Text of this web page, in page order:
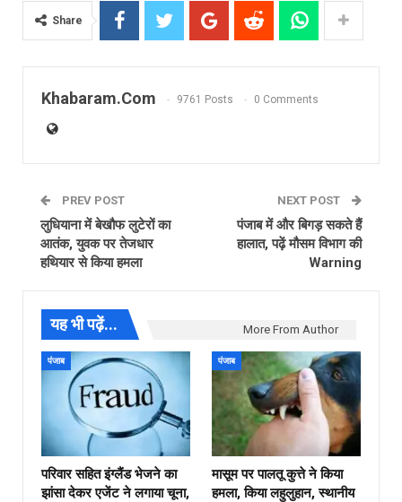
Share
Khabaram.Com 9761 Posts 0 Comments
PREV POST
लुधियाना में बेखौफ लुटेरों का
आतंक, युवक पर तेजधार
हथियार से किया हमला
NEXT POST
पंजाब में और बिगड़ सकते हैं
हालात, पढ़ें मौसम विभाग की
Warning
यह भी पढ़ें... More From Author
पंजाब
परिवार सहित इंग्लैंड भेजने का
झांसा देकर एजेंट ने लगाया चूना,
पंजाब
मासूम पर पालतू कुत्ते ने किया
हमला, किया लहुलुहान, स्थानीय